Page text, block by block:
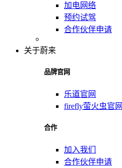
加电网络
预约试驾
合作伙伴申请
关于蔚来
品牌官网
乐道官网
firefly萤火虫官网
合作
加入我们
合作伙伴申请